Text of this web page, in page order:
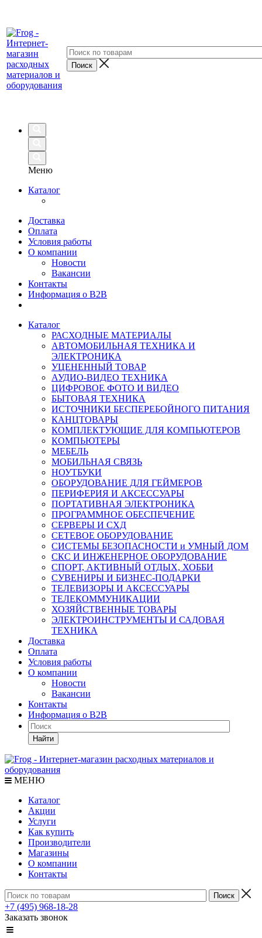
Меню
Каталог
Доставка
Оплата
Условия работы
О компании
Новости
Вакансии
Контакты
Информация о B2B
Каталог
РАСХОДНЫЕ МАТЕРИАЛЫ
АВТОМОБИЛЬНАЯ ТЕХНИКА И
ЭЛЕКТРОНИКА
УЦЕНЕННЫЙ ТОВАР
АУДИО-ВИДЕО ТЕХНИКА
ЦИФРОВОЕ ФОТО И ВИДЕО
БЫТОВАЯ ТЕХНИКА
ИСТОЧНИКИ БЕСПЕРЕБОЙНОГО ПИТАНИЯ
КАНЦТОВАРЫ
КОМПЛЕКТУЮЩИЕ ДЛЯ КОМПЬЮТЕРОВ
КОМПЬЮТЕРЫ
МЕБЕЛЬ
МОБИЛЬНАЯ СВЯЗЬ
НОУТБУКИ
ОБОРУДОВАНИЕ ДЛЯ ГЕЙМЕРОВ
ПЕРИФЕРИЯ И АКСЕССУАРЫ
ПОРТАТИВНАЯ ЭЛЕКТРОНИКА
ПРОГРАММНОЕ ОБЕСПЕЧЕНИЕ
СЕРВЕРЫ И СХД
СЕТЕВОЕ ОБОРУДОВАНИЕ
СИСТЕМЫ БЕЗОПАСНОСТИ и УМНЫЙ ДОМ
СКС И ИНЖЕНЕРНОЕ ОБОРУДОВАНИЕ
СПОРТ, АКТИВНЫЙ ОТДЫХ, ХОББИ
СУВЕНИРЫ И БИЗНЕС-ПОДАРКИ
ТЕЛЕВИЗОРЫ И АКСЕССУАРЫ
ТЕЛЕКОММУНИКАЦИИ
ХОЗЯЙСТВЕННЫЕ ТОВАРЫ
ЭЛЕКТРОИНСТРУМЕНТЫ И САДОВАЯ
ТЕХНИКА
Доставка
Оплата
Условия работы
О компании
Новости
Вакансии
Контакты
Информация о B2B
Найти
МЕНЮ
Каталог
Акции
Услуги
Как купить
Производители
Магазины
О компании
Контакты
+7 (495) 968-18-28
Заказать звонок